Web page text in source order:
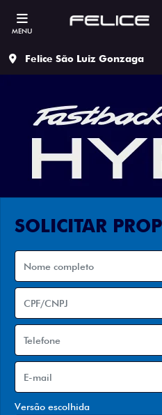
MENU
Felice São Luiz Gonzaga
SOLICITAR
Versão escolhida